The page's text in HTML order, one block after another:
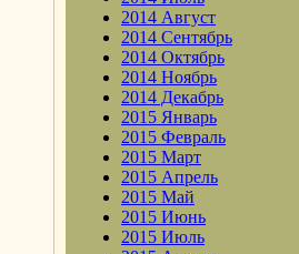
2014 Август
2014 Сентябрь
2014 Октябрь
2014 Ноябрь
2014 Декабрь
2015 Январь
2015 Февраль
2015 Март
2015 Апрель
2015 Май
2015 Июнь
2015 Июль